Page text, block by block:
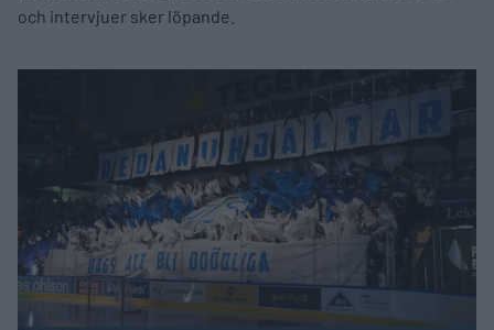
och intervjuer sker löpande.